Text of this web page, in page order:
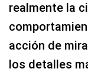
realmente la
acción de
los detalles